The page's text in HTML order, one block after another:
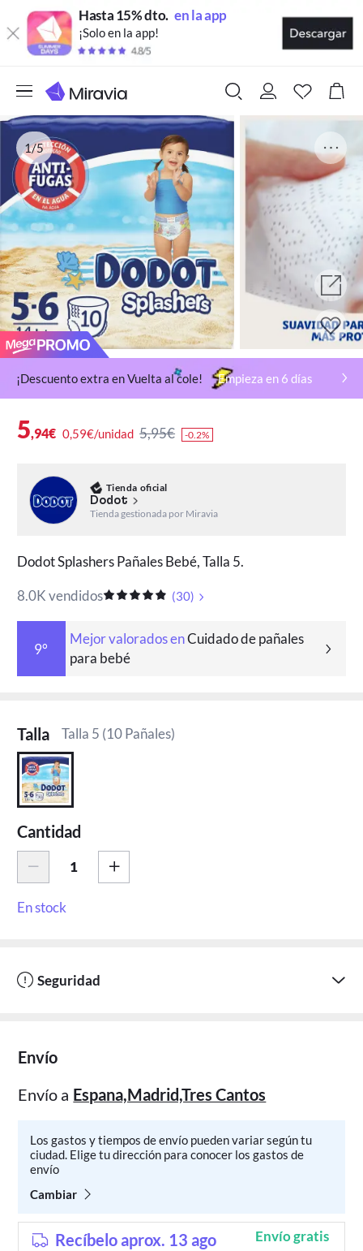
Hasta 15% dto. en la app
¡Solo en la app!
1/5
¡Descuento extra en Vuelta al cole! Empieza en 6 días
5,94€ 0,59€/unidad 5,95€ -0.2%
Tienda oficial
Dodot
Tienda gestionada por Miravia
Dodot Splashers Pañales Bebé, Talla 5.
8.0K vendidos
(30)
9°
Mejor valorados enCuidado de pañales
para bebé
Talla Talla 5 (10 Pañales)
Cantidad
En stock
Seguridad
Envío
Envío a Espana,Madrid,Tres Cantos
Los gastos y tiempos de envío pueden variar según tu
ciudad. Elige tu dirección para conocer los gastos de
envío
Cambiar
Recíbelo aprox. 13 ago Envío gratis